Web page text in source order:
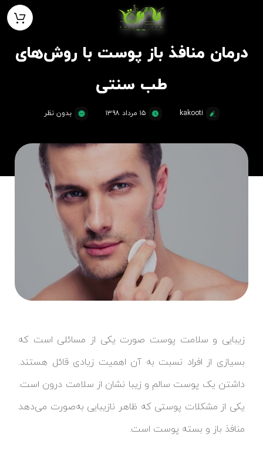
درمان منافذ باز پوست با روش‌های
طب سنتی
kakooti ۱۵ مرداد ۱۳۹۸ بدون نظر
زیبایی و سلامت پوست صورت یکی از مسائلی است که
بسیازی از افراد نسبت به آن اهمیت زیادی قائل هستند.
داشتن یک پوست سالم و زیبا نشان از سلامت درون است.
یکی از مشکلات پوستی که ظاهر نازیبایی به‌صورت می‌دهد
منافذ باز و بسته پوست است.